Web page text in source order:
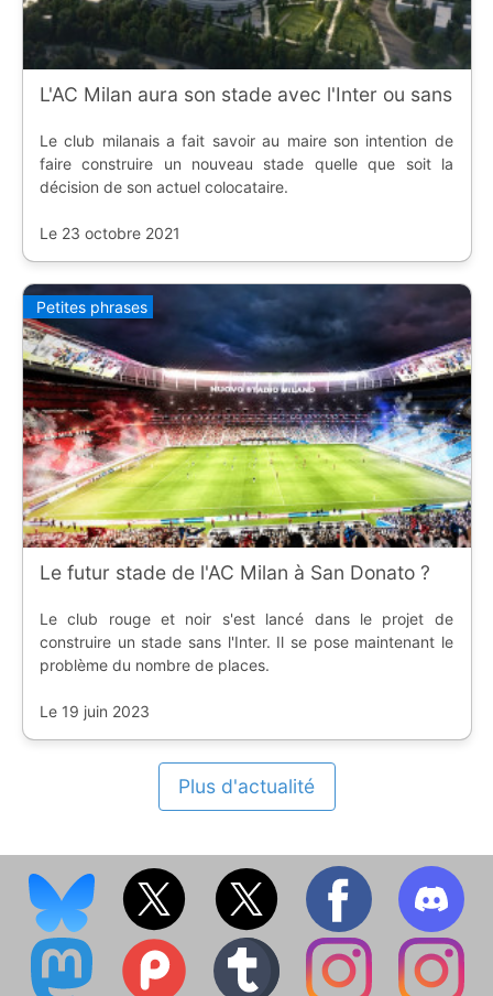
L'AC Milan aura son stade avec l'Inter ou sans
Le club milanais a fait savoir au maire son intention de
faire construire un nouveau stade quelle que soit la
décision de son actuel colocataire.
Le 23 octobre 2021
Petites phrases
Le futur stade de l'AC Milan à San Donato ?
Le club rouge et noir s'est lancé dans le projet de
construire un stade sans l'Inter. Il se pose maintenant le
problème du nombre de places.
Le 19 juin 2023
Plus d'actualité